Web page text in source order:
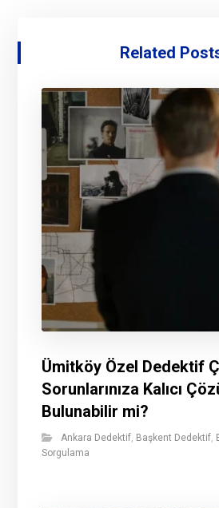
Related
Ümitköy Özel Dedektif
Sorunlarınıza Kalıcı
Bulunabilir mi?
Ankara Dedektif, Başkent Dedektif,
Sorgulama